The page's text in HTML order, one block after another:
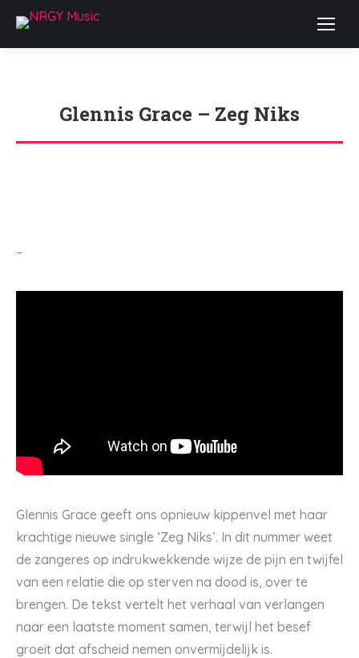
Glennis Grace – Zeg Niks
Je bent hier:
–
Glennis Grace geeft ons opnieuw kippenvel met haar
krachtige nieuwe single ‘Zeg Niks’. In dit nummer weet
de zangeres op indrukwekkende wijze de pijn en twijfel
van een relatie die op sterven na dood is, over te
brengen. De tekst vertelt het verhaal van verlangen
naar een laatste moment samen, terwijl het besef
groeit dat afscheid nemen onvermijdelijk is.